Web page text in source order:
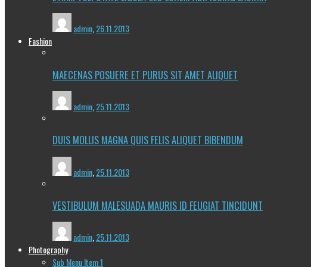
admin 26.11.2013
Fashion
MAECENAS POSUERE ET PURUS SIT AMET ALIQUET
admin 25.11.2013
DUIS MOLLIS MAGNA QUIS FELIS ALIQUET BIBENDUM
admin 25.11.2013
VESTIBULUM MALESUADA MAURIS ID FEUGIAT TINCIDUNT
admin,25.11.2013
Photography
Sub Menu Item 1